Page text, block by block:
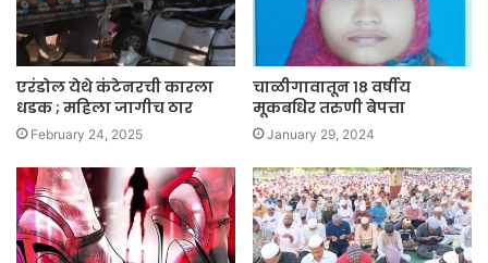
एरंडोल येथे कंटेनरची कारला
धडक ; महिला जागीच ठार
February 24, 2025
चाळीगावातून १८ वर्षीय
मूकबधिर तरुणी बेपत्ता
January 29, 2024